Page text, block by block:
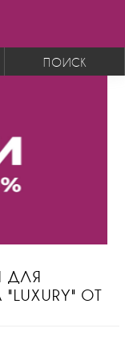
ПОИСК
ДЛЯ
ОТ